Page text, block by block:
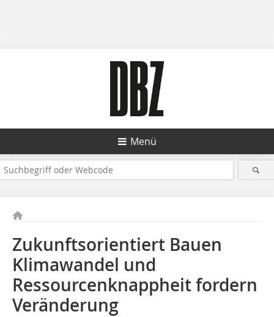
Menü
Zukunftsorientiert Bauen
Klimawandel und
Ressourcenknappheit fordern
Veränderung